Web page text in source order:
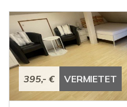
395,- € VERMIETET